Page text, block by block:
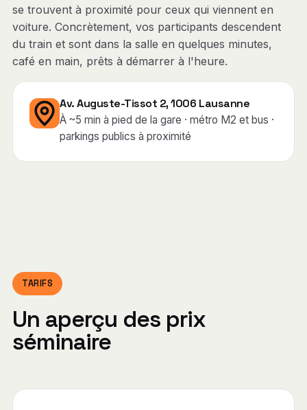
se trouvent à proximité pour ceux qui viennent en
voiture. Concrètement, vos participants descendent
du train et sont dans la salle en quelques minutes,
café en main, prêts à démarrer à l'heure.
Av. Auguste-Tissot 2, 1006 Lausanne
À ~5 min à pied de la gare · métro M2 et bus ·
parkings publics à proximité
TARIFS
Un aperçu des prix
séminaire